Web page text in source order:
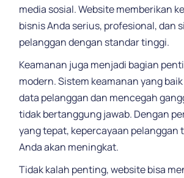
media sosial. Website memberikan
bisnis Anda serius, profesional, dan
pelanggan dengan standar tinggi.
Keamanan juga menjadi bagian
modern. Sistem keamanan yang
data pelanggan dan mencegah
tidak bertanggung jawab. Dengan
yang tepat, kepercayaan pelanggan
Anda akan meningkat.
Tidak kalah penting, website bisa